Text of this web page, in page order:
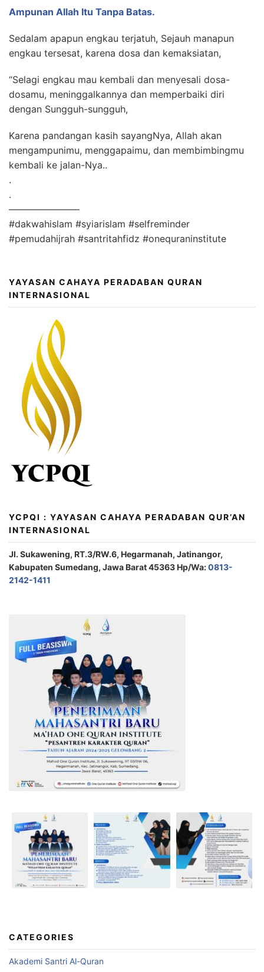
Ampunan Allah Itu Tanpa Batas.
Sedalam apapun engkau terjatuh, Sejauh manapun
engkau tersesat, karena dosa dan kemaksiatan,
“Selagi engkau mau kembali dan menyesali dosa-
dosamu, meninggalkannya dan memperbaiki diri
dengan Sungguh-sungguh,
Karena pandangan kasih sayangNya, Allah akan
mengampunimu, menggapaimu, dan membimbingmu
kembali ke jalan-Nya..
.
.
———————–
#dakwahislam #syiarislam #selfreminder
#pemudahijrah #santritahfidz #onequraninstitute
YAYASAN CAHAYA PERADABAN QURAN
INTERNASIONAL
YCPQI : YAYASAN CAHAYA PERADABAN QUR’AN
INTERNASIONAL
Jl. Sukawening, RT.3/RW.6, Hegarmanah, Jatinangor,
Kabupaten Sumedang, Jawa Barat 45363 Hp/Wa:0813-
2142-1411
CATEGORIES
Akademi Santri Al-Quran